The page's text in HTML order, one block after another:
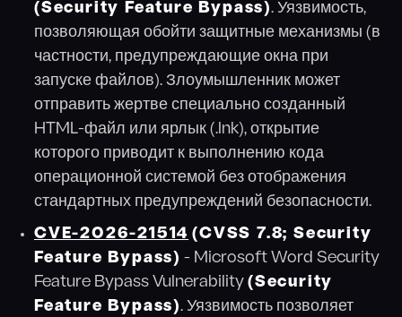
(Security Feature Bypass). Уязвимость,
позволяющая обойти защитные механизмы (в
частности, предупреждающие окна при
запуске файлов). Злоумышленник может
отправить жертве специально созданный
HTML-файл или ярлык (.lnk), открытие
которого приводит к выполнению кода
операционной системой без отображения
стандартных предупреждений безопасности.
CVE-2026-21514 (CVSS 7.8; Security
Feature Bypass) - Microsoft Word Security
Feature Bypass Vulnerability (Security
Feature Bypass). Уязвимость позволяет